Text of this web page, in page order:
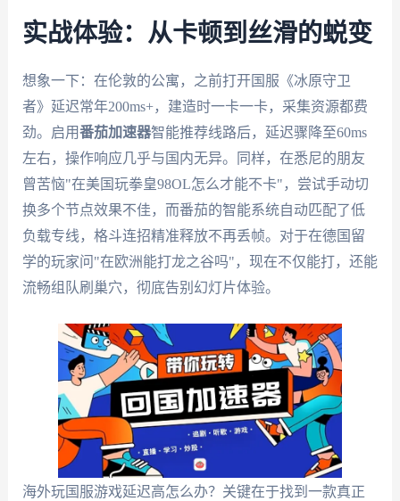
实战体验：从卡顿到丝滑的蜕变
想象一下：在伦敦的公寓，之前打开国服《冰原守卫
者》延迟常年200ms+，建造时一卡一卡，采集资源都费
劲。启用番茄加速器智能推荐线路后，延迟骤降至60ms
左右，操作响应几乎与国内无异。同样，在悉尼的朋友
曾苦恼"在美国玩拳皇98OL怎么才能不卡"，尝试手动切
换多个节点效果不佳，而番茄的智能系统自动匹配了低
负载专线，格斗连招精准释放不再丢帧。对于在德国留
学的玩家问"在欧洲能打龙之谷吗"，现在不仅能打，还能
流畅组队刷巢穴，彻底告别幻灯片体验。
海外玩国服游戏延迟高怎么办？关键在于找到一款真正